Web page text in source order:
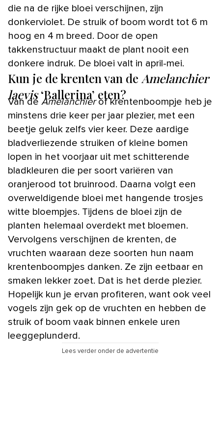
die na de rijke bloei verschijnen, zijn
donkerviolet. De struik of boom wordt tot 6 m
hoog en 4 m breed. Door de open
takkenstructuur maakt de plant nooit een
donkere indruk. De bloei valt in april-mei.
Kun je de krenten van de Amelanchier
laevis‘Ballerina’ eten?
Van de Amelanchierof krentenboompje heb je
minstens drie keer per jaar plezier, met een
beetje geluk zelfs vier keer. Deze aardige
bladverliezende struiken of kleine bomen
lopen in het voorjaar uit met schitterende
bladkleuren die per soort variëren van
oranjerood tot bruinrood. Daarna volgt een
overweldigende bloei met hangende trosjes
witte bloempjes. Tijdens de bloei zijn de
planten helemaal overdekt met bloemen.
Vervolgens verschijnen de krenten, de
vruchten waaraan deze soorten hun naam
krentenboompjes danken. Ze zijn eetbaar en
smaken lekker zoet. Dat is het derde plezier.
Hopelijk kun je ervan profiteren, want ook veel
vogels zijn gek op de vruchten en hebben de
struik of boom vaak binnen enkele uren
leeggeplunderd.
Lees verder onder de advertentie